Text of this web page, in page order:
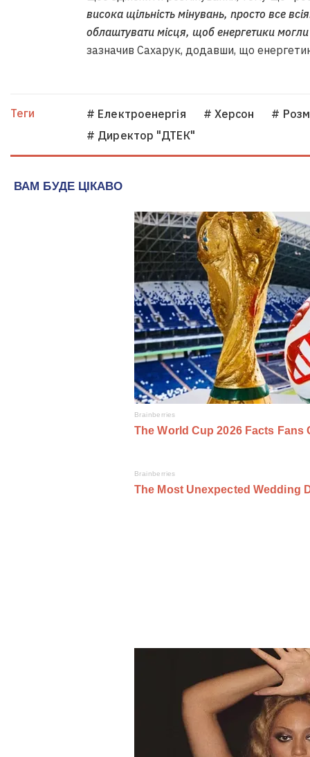
висока щільність мінувань, просто все
облаштувати місця, щоб енергетики
зазначив Сахарук, додавши, що
Теги # Електроенергія # Херсон
#
# Директор "ДТЕК"